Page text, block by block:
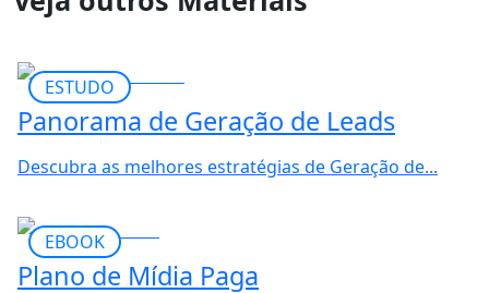
ESTUDO
Panorama de Geração de Leads
Descubra as melhores estratégias de Geração de...
EBOOK
Plano de Mídia Paga